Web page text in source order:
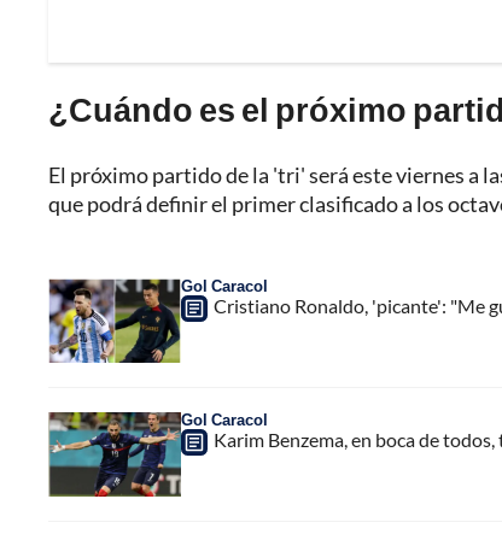
¿Cuándo es el próximo
El próximo partido de la 'tri' será este viernes a
que podrá definir el primer clasificado a los
Gol Caracol
Cristiano Ronaldo, 'picante': "Me
Gol Caracol
Karim Benzema, en boca de